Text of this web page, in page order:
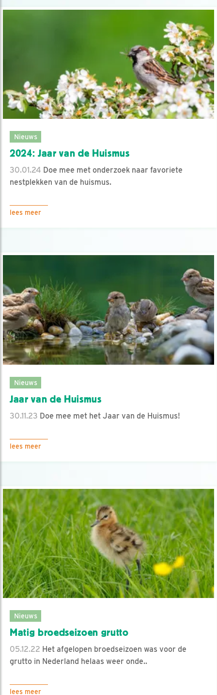
Nieuws
2024: Jaar van de Huismus
30.01.24 Doe mee met onderzoek naar favoriete
nestplekken van de huismus.
lees meer
Nieuws
Jaar van de Huismus
30.11.23 Doe mee met het Jaar van de Huismus!
lees meer
Nieuws
Matig broedseizoen grutto
05.12.22 Het afgelopen broedseizoen was voor de
grutto in Nederland helaas weer onde..
lees meer